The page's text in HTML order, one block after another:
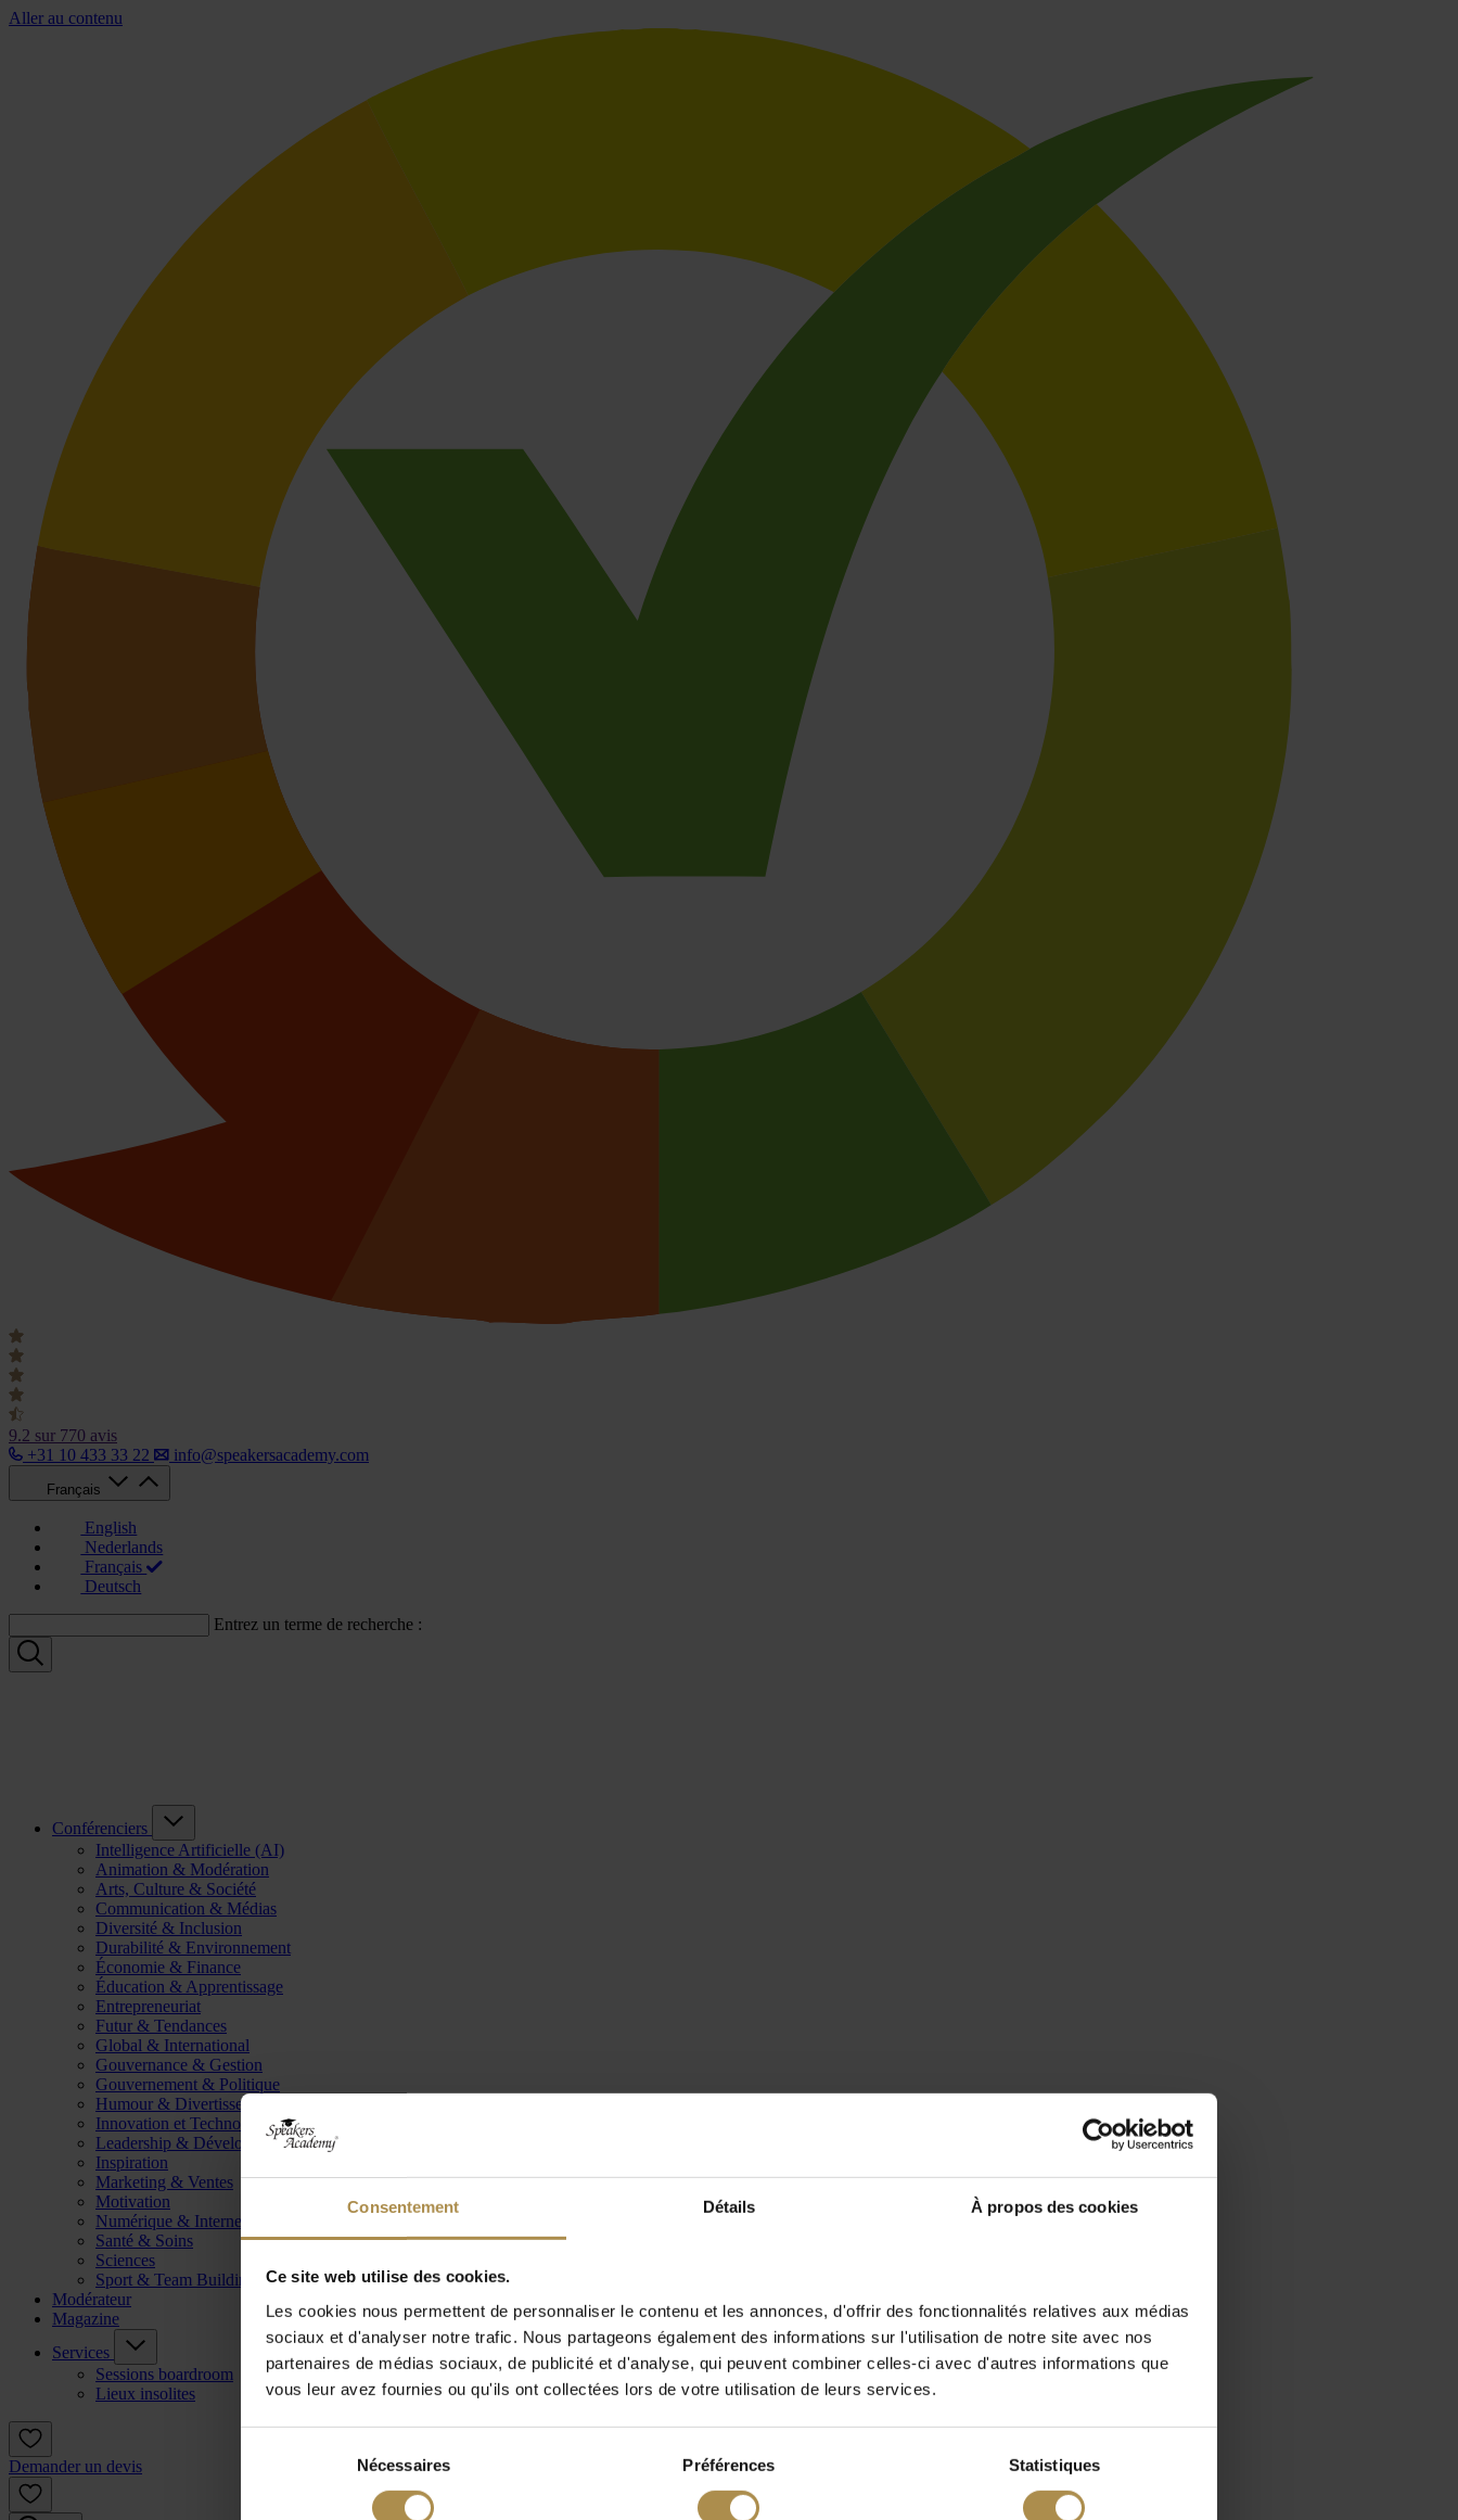
Consentement Détails À propos des cookies
Ce site web utilise des cookies.
Les cookies nous permettent de personnaliser le contenu et les annonces, d'offrir des fonctionnalités relatives aux médias
sociaux et d'analyser notre trafic. Nous partageons également des informations sur l'utilisation de notre site avec nos
partenaires de médias sociaux, de publicité et d'analyse, qui peuvent combiner celles-ci avec d'autres informations que
vous leur avez fournies ou qu'ils ont collectées lors de votre utilisation de leurs services.
Nécessaires Préférences Statistiques
Aller au contenu
9.2 sur 770 avis
+31 10 433 33 22
info@speakersacademy.com
Français
English
Nederlands
Français
Deutsch
Entrez un terme de recherche :
Conférenciers
Intelligence Artificielle (AI)
Animation & Modération
Arts, Culture & Société
Communication & Médias
Diversité & Inclusion
Durabilité & Environnement
Économie & Finance
Éducation & Apprentissage
Entrepreneuriat
Futur & Tendances
Global & International
Gouvernance & Gestion
Gouvernement & Politique
Humour & Divertissement
Innovation et Technologie
Leadership & Développement
Inspiration
Marketing & Ventes
Motivation
Numérique & Internet
Santé & Soins
Sciences
Sport & Team Building
Modérateur
Magazine
Services
Sessions boardroom
Lieux insolites
Demander un devis